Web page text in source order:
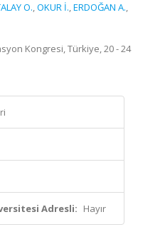
O.,OKUR İ.,ERDOĞAN A.,
Kongresi, Türkiye, 20 - 24
Adresli: Hayır